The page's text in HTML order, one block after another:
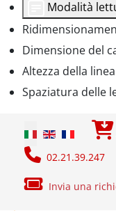
Modalità
Dimensione del
Altezza della linea
Spaziatura delle
Seleziona la tua
02.21.39.247
Invia una